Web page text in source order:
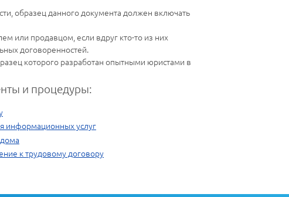
образец данного документа должен включать
или продавцом, если вдруг кто-то из них
договоренностей.
которого разработан опытными юристами в
и процедуры:
информационных услуг
к трудовому договору